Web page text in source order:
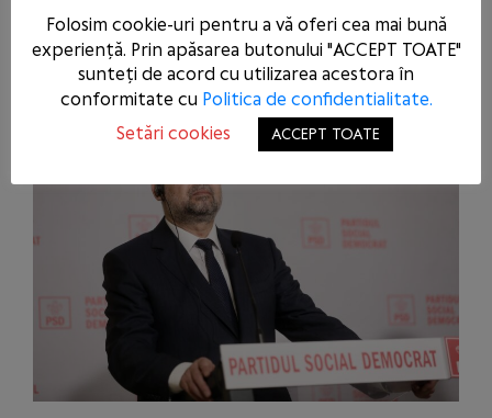
Folosim cookie-uri pentru a vă oferi cea mai bună
experiență. Prin apăsarea butonului "ACCEPT TOATE"
sunteți de acord cu utilizarea acestora în
conformitate cu Politica de confidentialitate.
Setări cookies
ACCEPT TOATE